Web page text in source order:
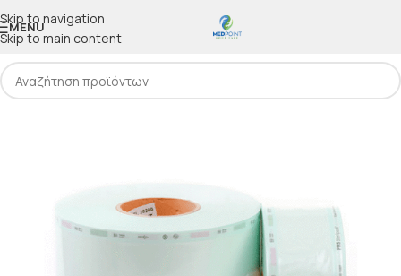
Skip to navigation
Skip to main content
MENU